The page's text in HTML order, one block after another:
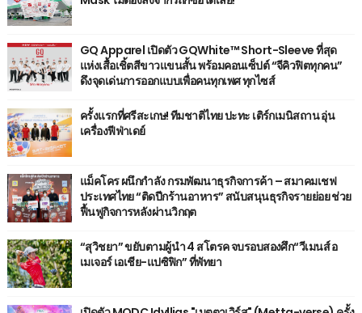
GQ Apparel เปิดตัว GQWhite™ Short-Sleeve ที่สุด
แห่งเสื้อเชิ้ตสีขาวแขนสั้น พร้อมคอนเซ็ปต์ “จีคิวฟิตทุกคน”
ดึงจุดเด่นการออกแบบเพื่อคนทุกเพศ ทุกไซส์
ครั้งแรกที่ศรีสะเกษ! ทีมชาติไทย ปะทะ เติร์กเมนิสถาน อุ่น
เครื่องฟีฟ่าเดย์
แม็คโคร ผนึกกำลัง กรมพัฒนาธุรกิจการค้า – สมาคมเชฟ
ประเทศไทย “ติดปีกร้านอาหาร” สนับสนุนธุรกิจรายย่อย ช่วย
ฟื้นฟูกิจการหลังผ่านวิกฤต
“สุวิชยา” ขยับตามผู้นำ 4 สโตรค จบรอบสองศึก“วีเมนส์ อ
เมเจอร์ เอเชีย-แปซิฟิก” ที่พัทยา